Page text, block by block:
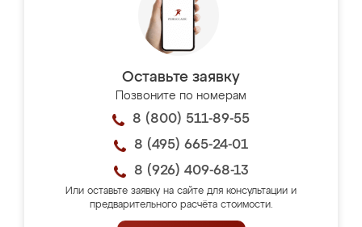
Оставьте заявку
Позвоните по номерам
8 (800) 511-89-55
8 (495) 665-24-01
8 (926) 409-68-13
Или оставьте заявку на сайте для консультации и
предварительного расчёта стоимости.